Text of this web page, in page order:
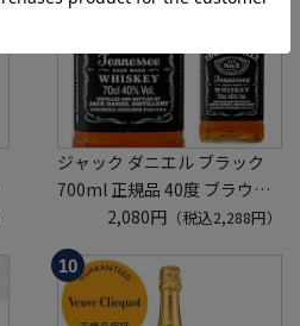
ジャック ダニエル ブラック
700ml 正規品 40度 ブラウン
フォーマン
ウイスキー テネシー バーボン
長S
2,080円 （税込2,288円）